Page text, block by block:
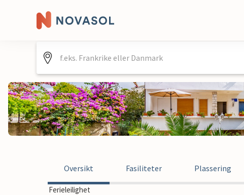
Oversikt Fasiliteter Plassering
Ferieleilighet